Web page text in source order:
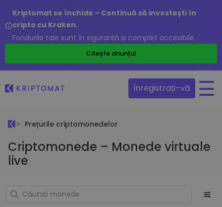
Kriptomat se închide – Continuă să investești în
cripto cu Kraken.
Fondurile tale sunt în siguranță și complet accesibile.
Citește anunțul
Înregistrați–vă
Prețurile criptomonedelor
Criptomonede – Monede virtuale
live